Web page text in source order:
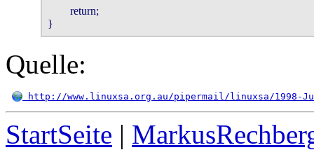
        return;
}
Quelle:
http://www.linuxsa.org.au/pipermail/linuxsa/1998-
StartSeite |